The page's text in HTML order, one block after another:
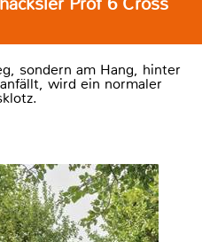
sondern am Hang, hinter
wird ein normaler